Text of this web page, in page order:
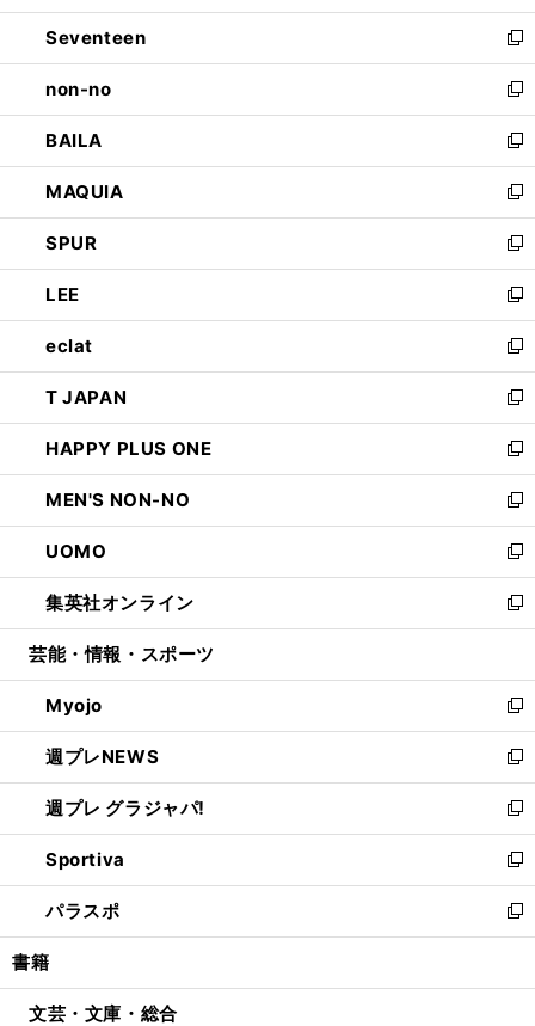
開
く
ウ
で
開
く
ン
ド
ウ
で
開
く
Seventeen
新
し
い
ウ
ィ
ン
ド
ウ
で
開
く
non-no
新
し
い
ウ
ィ
ン
ド
ウ
で
開
く
BAILA
新
し
い
ウ
ィ
ン
ド
ウ
で
開
く
MAQUIA
新
し
い
ウ
ィ
ン
ド
ウ
で
開
く
SPUR
新
し
い
ウ
ィ
ン
ド
ウ
で
開
く
LEE
新
し
い
ウ
ィ
ン
ド
ウ
で
開
く
eclat
新
し
い
ウ
ィ
ン
ド
ウ
で
開
く
T JAPAN
新
し
い
ウ
ィ
ン
ド
ウ
で
開
HAPPY PLUS ONE
新
し
い
ウ
ィ
ン
ド
ウ
開
く
MEN'S NON-NO
新
し
い
ウ
ィ
ン
ウ
で
開
く
UOMO
新
し
い
ウ
ン
ド
ウ
で
開
く
集英社オンライン
新
し
ウ
ィ
ン
ド
ウ
で
開
く
芸能・情報・スポーツ
Myojo
新
し
い
ウ
ィ
ン
ド
ウ
で
開
週プレNEWS
新
し
い
ウ
ィ
ン
ド
ウ
開
週プレ グラジャパ!
新
し
い
ウ
ィ
ン
ウ
Sportiva
新
し
い
ウ
ン
パラスポ
新
し
ウ
書籍
文芸・文庫・総合